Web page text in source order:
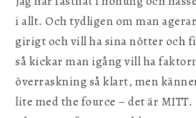
i allt. Och tydligen om man
girigt och vill ha sina nötter och
så kickar man igång vill ha
överraskning så klart, men
lite med the fource – det är